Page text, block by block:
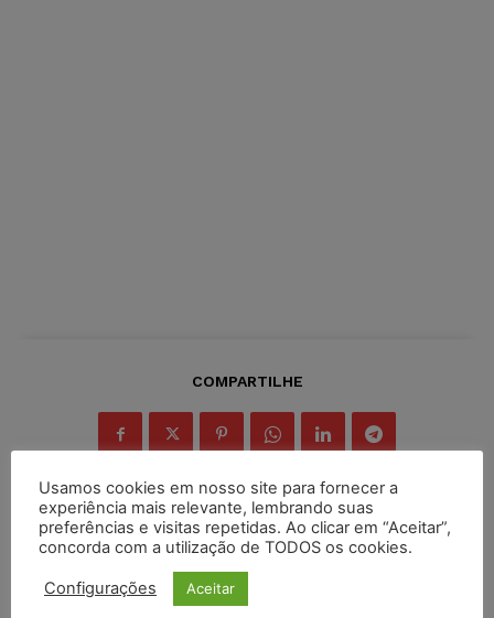
COMPARTILHE
Inscreva-se
Usamos cookies em nosso site para fornecer a
experiência mais relevante, lembrando suas
preferências e visitas repetidas. Ao clicar em “Aceitar”,
concorda com a utilização de TODOS os cookies.
Configurações Aceitar